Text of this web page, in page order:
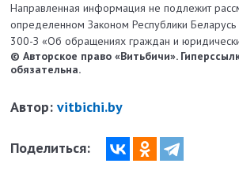
Направленная информация не подлежит
определенном Законом Республики
300-З «Об обращениях граждан и
© Авторское право «Витьбичи».
обязательна.
Автор:vitbichi.by
Поделиться: